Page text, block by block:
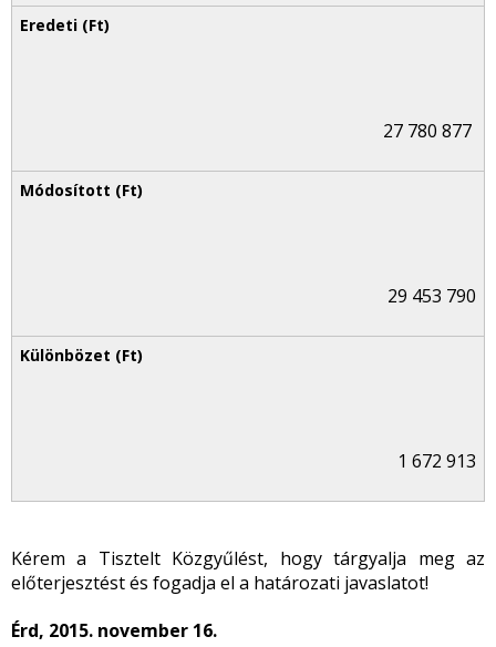
27 780 877
29 453 790
1 672 913
Kérem a Tisztelt Közgyűlést, hogy tárgyalja meg az
előterjesztést és fogadja el a határozati javaslatot!
Érd, 2015. november 16.